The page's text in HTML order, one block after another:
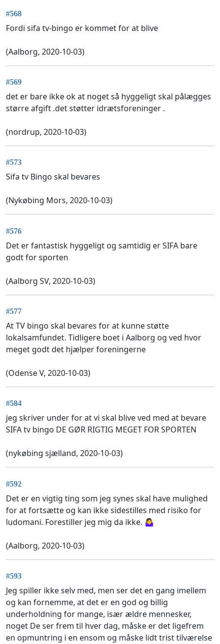
#568
Fordi sifa tv-bingo er kommet for at blive
(Aalborg, 2020-10-03)
#569
det er bare ikke ok at noget så hyggeligt skal pålægges
større afgift .det støtter idrætsforeninger .
(nordrup, 2020-10-03)
#573
Sifa tv Bingo skal bevares
(Nykøbing Mors, 2020-10-03)
#576
Det er fantastisk hyggeligt og samtidig er SIFA bare
godt for sporten
(Aalborg SV, 2020-10-03)
#577
At TV bingo skal bevares for at kunne støtte
lokalsamfundet. Tidligere boet i Aalborg og ved hvor
meget godt det hjælper foreningerne
(Odense V, 2020-10-03)
#584
jeg skriver under for at vi skal blive ved med at bevare
SIFA tv bingo DE GØR RIGTIG MEGET FOR SPORTEN
(nykøbing sjælland, 2020-10-03)
#592
Det er en vigtig ting som jeg synes skal have mulighed
for at fortsætte og kan ikke sidestilles med risiko for
ludomani. Forestiller jeg mig da ikke. 🤷‍♀️
(Aalborg, 2020-10-03)
#593
Jeg spiller ikke selv med, men ser det en gang imellem
og kan fornemme, at det er en god og billig
underholdning for mange, især ældre mennesker,
noget De ser frem til hver dag, måske er det ligefrem
en opmuntring i en ensom og måske lidt trist tilværelse